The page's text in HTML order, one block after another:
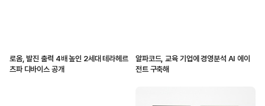
로옴, 발진 출력 4배 높인 2세대 테라헤르
츠파 디바이스 공개
알파코드, 교육 기업에 경영분석 AI 에이
전트 구축해